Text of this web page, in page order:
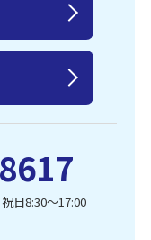
日8:30〜17:00